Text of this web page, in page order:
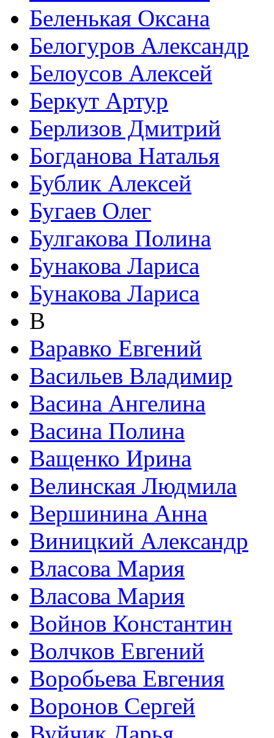
Беленькая Оксана
Белогуров Александр
Белоусов Алексей
Беркут Артур
Берлизов Дмитрий
Богданова Наталья
Бублик Алексей
Бугаев Олег
Булгакова Полина
Бунакова Лариса
Бунакова Лариса
В
Варавко Евгений
Васильев Владимир
Васина Ангелина
Васина Полина
Ващенко Ирина
Велинская Людмила
Вершинина Анна
Виницкий Александр
Власова Мария
Власова Мария
Войнов Константин
Волчков Евгений
Воробьева Евгения
Воронов Сергей